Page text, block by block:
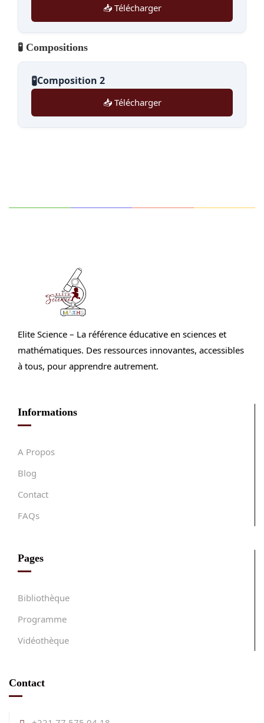
📥 Télécharger
🧪 Compositions
🧪Composition 2
📥 Télécharger
Elite Science – La référence éducative en sciences et
mathématiques. Des ressources innovantes, accessibles
à tous, pour apprendre autrement.
Informations
A Propos
Blog
Contact
FAQs
Pages
Bibliothèque
Programme
Vidéothèque
Contact